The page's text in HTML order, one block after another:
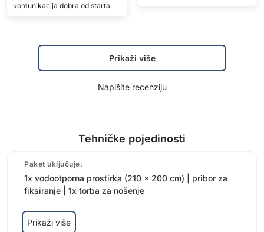
komunikacija dobra od starta.
Prikaži više
Napišite recenziju
Tehničke pojedinosti
Paket uključuje:
1x vodootporna prostirka (210 x 200 cm) | pribor za
fiksiranje | 1x torba za nošenje
Prikaži više